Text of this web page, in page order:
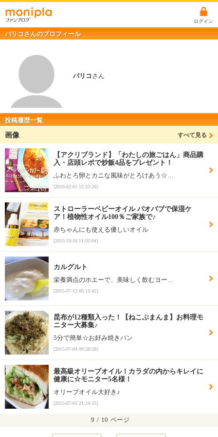
ログイン
バリコさんのプロフィール
バリコ さん
投稿履歴一覧
画像 すべて見る
【アクリブランド】「わたしの旅ごはん」商品購
入・店頭レポで炒飯4品をプレゼント！
ふわとろ卵とカニな風味がとろけあう☆…
[2016-02-01 15:23:26]
ストローラーベビーオイル バオバブで保湿ケ
ア！植物性オイル100％ご家族で♪
赤ちゃんにも使える優しいオイル
[2015-10-16 11:02:04]
カルグルト
栄養満点のホエーで、美味しく飲むヨー…
[2015-07-13 06:13:41]
昆布が12種類入った！【ねこぶまんま】お料理モ
ニター大募集♪
5分で簡単☆お好み焼きパン
[2015-07-04 09:28:28]
最高級オリーブオイル！カラダの内からキレイに
健康に☆モニター5名様！
オリーブオイル大好き♪
[2015-07-03 21:24:35]
9 / 10 ページ